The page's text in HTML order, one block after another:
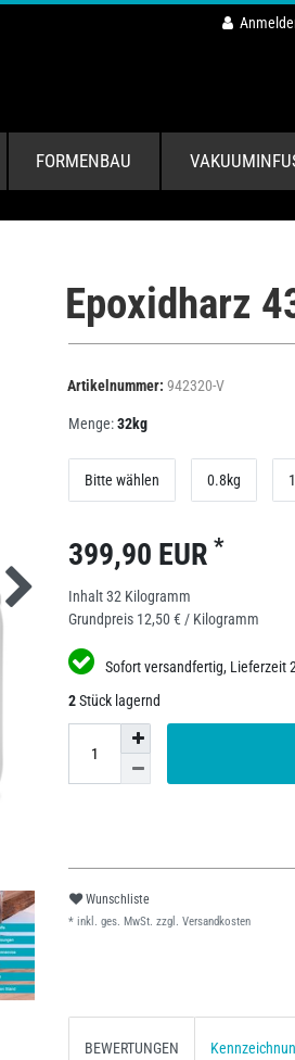
FORMENBAU
Epoxidharz
Artikelnummer: 942320-V
Menge:32kg
Bitte wählen 0.8kg
399,90 EUR *
Inhalt32 Kilogramm
Grundpreis 12,50 € / Kilogramm
Sofort versandfertig, Lieferzeit
2Stück lagernd
Wunschliste
* inkl. ges. MwSt. zzgl. Versandkosten
BEWERTUNGEN